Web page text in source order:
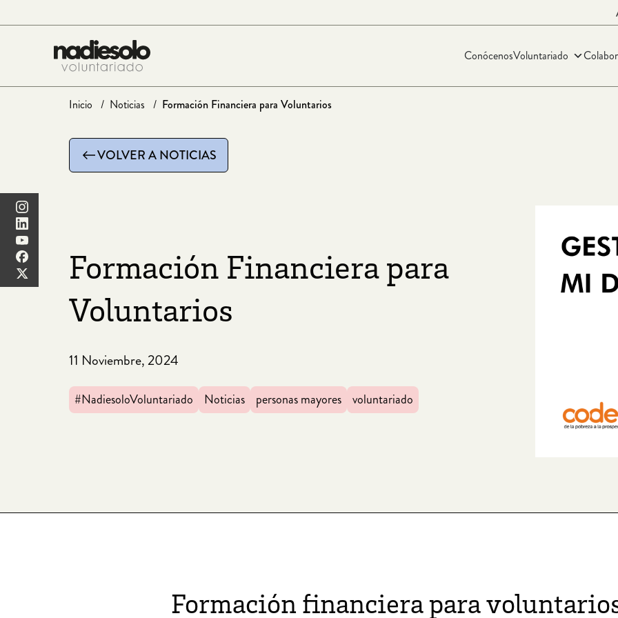
al
ConócenosVoluntariado
Inicio Noticias Formación Financiera para Voluntarios
VOLVER A NOTICIAS
Formación Financiera para
Voluntarios
11 Noviembre, 2024
#NadiesoloVoluntariado Noticias personas mayores voluntariado
Formación financiera para